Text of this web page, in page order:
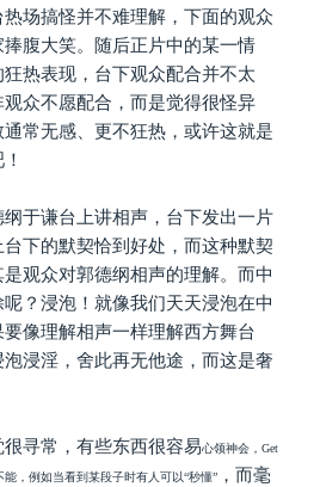
场搞怪并不难理解，下面的观众
腹大笑。随后正片中的某一情
热表现，台下观众配合并不太
众不愿配合，而是觉得很怪异
常无感、更不狂热，或许这就是
于谦台上讲相声，台下发出一片
下的默契恰到好处，而这种默契
观众对郭德纲相声的理解。而中
？浸泡！就像我们天天浸泡在中
像理解相声一样理解西方舞台
浸淫，舍此再无他途，而这是奢
寻常，有些东西很容易心领神会 ，Get
，例如当看到某段子时有人可以“秒懂” ，而毫